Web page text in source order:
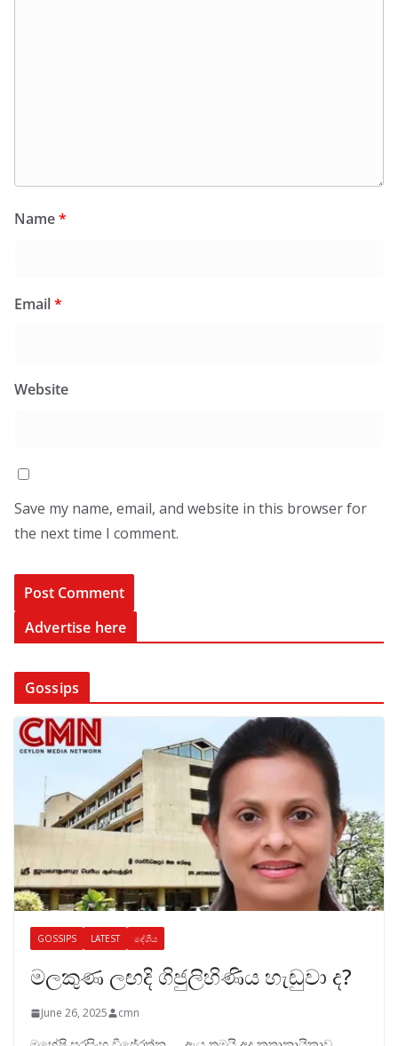
Name*
Email*
Website
Save my name, email, and website in this browser for
the next time I comment.
Advertise here
Gossips
GOSSIPS LATEST දේශීය
මලකුණ ලඟදි ගිජුලිහිණිය හැඬුවා ද?
June 26, 2025 cmn